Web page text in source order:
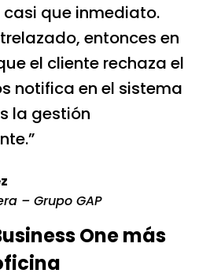
que inmediato.
entonces en
el cliente rechaza el
notifica en el sistema
la gestión
– Grupo GAP
One más